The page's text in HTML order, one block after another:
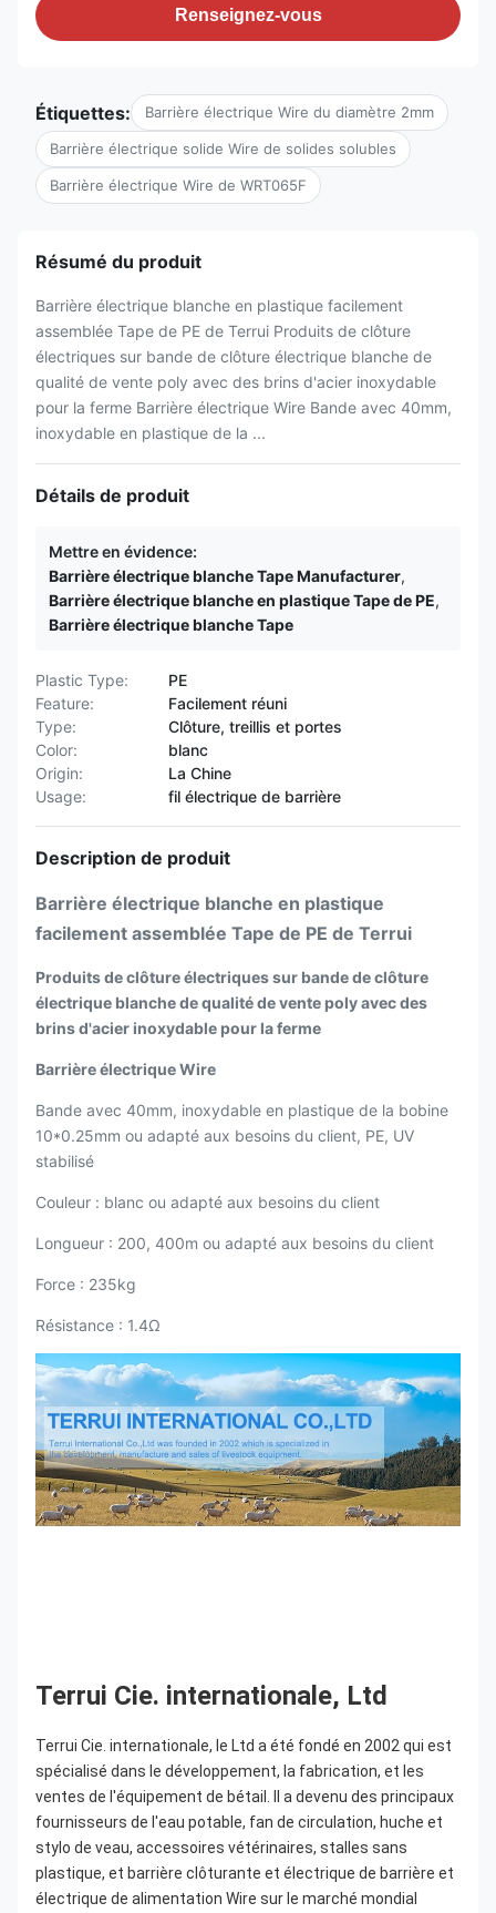
Renseignez-vous
Étiquettes: Barrière électrique Wire du diamètre 2mm
Barrière électrique solide Wire de solides solubles
Barrière électrique Wire de WRT065F
Résumé du produit
Barrière électrique blanche en plastique facilement
assemblée Tape de PE de Terrui Produits de clôture
électriques sur bande de clôture électrique blanche de
qualité de vente poly avec des brins d'acier inoxydable
pour la ferme Barrière électrique Wire Bande avec 40mm,
inoxydable en plastique de la ...
Détails de produit
Mettre en évidence:
Barrière électrique blanche Tape Manufacturer,
Barrière électrique blanche en plastique Tape de PE,
Barrière électrique blanche Tape
Plastic Type:
PE
Feature:
Facilement réuni
Type:
Clôture, treillis et portes
Color:
blanc
Origin:
La Chine
Usage:
fil électrique de barrière
Description de produit
Barrière électrique blanche en plastique
facilement assemblée Tape de PE de Terrui
Produits de clôture électriques sur bande de clôture
électrique blanche de qualité de vente poly avec des
brins d'acier inoxydable pour la ferme
Barrière électrique Wire
Bande avec 40mm, inoxydable en plastique de la bobine
10*0.25mm ou adapté aux besoins du client, PE, UV
stabilisé
Couleur : blanc ou adapté aux besoins du client
Longueur : 200, 400m ou adapté aux besoins du client
Force : 235kg
Résistance : 1.4Ω
Terrui Cie. internationale, Ltd
Terrui Cie. internationale, le Ltd a été fondé en 2002 qui est
spécialisé dans le développement, la fabrication, et les
ventes de l'équipement de bétail. Il a devenu des principaux
fournisseurs de l'eau potable, fan de circulation, huche et
stylo de veau, accessoires vétérinaires, stalles sans
plastique, et barrière clôturante et électrique de barrière et
électrique de alimentation Wire sur le marché mondial